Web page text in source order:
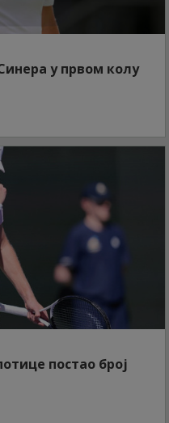
у првом колу
постао број